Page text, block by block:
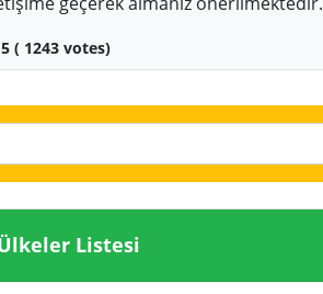
5 ( 1243 votes)
Ülkeler Listesi